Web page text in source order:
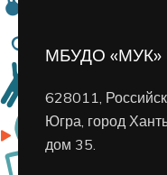
МБУДО «МУК»
628011,
Югра, город
дом 35.